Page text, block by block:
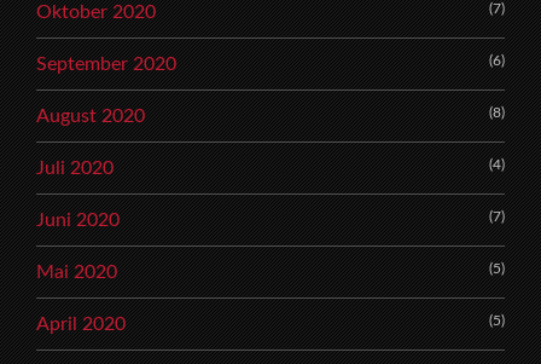
Oktober 2020 (7)
September 2020 (6)
August 2020 (8)
Juli 2020 (4)
Juni 2020 (7)
Mai 2020 (5)
April 2020 (5)